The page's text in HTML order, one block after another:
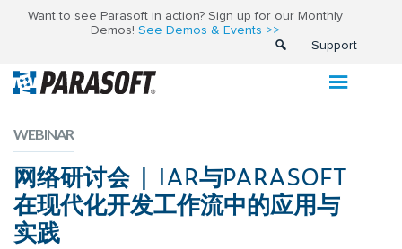
Want to see Parasoft in action? Sign up for our Monthly
Demos! See Demos & Events >>
Support
WEBINAR
网络研讨会 | IAR与PARASOFT
在现代化开发工作流中的应用与
实践